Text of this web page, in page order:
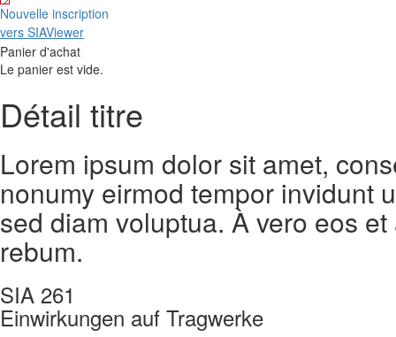
Nouvelle inscription
vers SIAViewer
Panier d'achat
Le panier est vide.
Détail titre
Lorem ipsum dolor sit amet,
nonumy eirmod tempor invidunt
sed diam voluptua. À vero eos
rebum.
SIA 261
Einwirkungen auf Tragwerke